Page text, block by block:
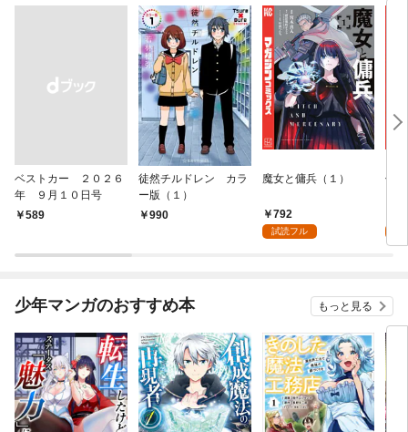
ベストカー ２０２６
年 ９月１０日号
￥589
徒然チルドレン カラ
ー版（１）
990
魔女と傭兵（１）
792
試読フル
信
ガ
９
『
（
少年マンガのおすすめ本 もっと見る